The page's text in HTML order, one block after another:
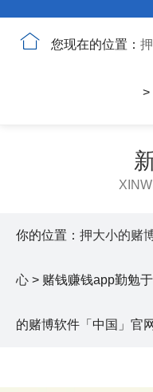
您现在的位置：
>
你的位置： 押大小的赌
心 > 赌钱赚钱app勤勉
的赌博软件「中国」官